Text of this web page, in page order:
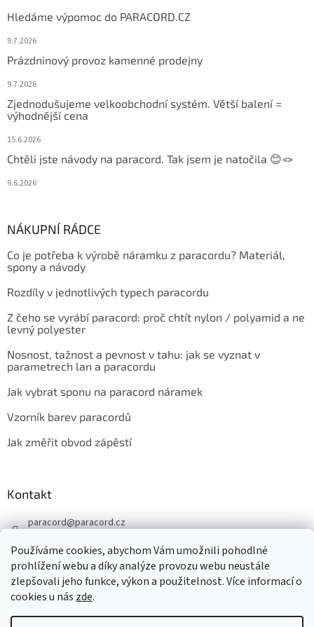
Používáme cookies, abychom Vám umožnili pohodlné
prohlížení webu a díky analýze provozu webu neustále
zlepšovali jeho funkce, výkon a použitelnost. Více informací o
cookies u nás zde.
Hledáme výpomoc do PARACORD.CZ
9.7.2026
Prázdninový provoz kamenné prodejny
9.7.2026
Zjednodušujeme velkoobchodní systém. Větší balení =
výhodnější cena
15.6.2026
Chtěli jste návody na paracord. Tak jsem je natočila 😊🪢
9.6.2026
NÁKUPNÍ RÁDCE
Co je potřeba k výrobě náramku z paracordu? Materiál,
spony a návody
Rozdíly v jednotlivých typech paracordu
Z čeho se vyrábí paracord: proč chtít nylon / polyamid a ne
levný polyester
Nosnost, tažnost a pevnost v tahu: jak se vyznat v
parametrech lan a paracordu
Jak vybrat sponu na paracord náramek
Vzorník barev paracordů
Jak změřit obvod zápěstí
Kontakt
paracord@paracord.cz
+420 603 230 467
Sledujte nás také na facebooku
paracord.cz